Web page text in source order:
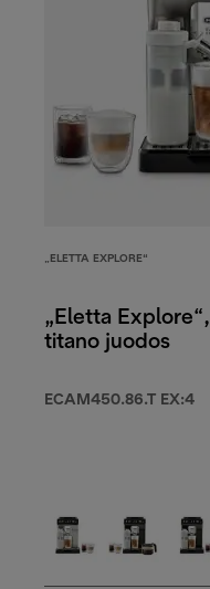
„ELETTA EXPLORE“
„Eletta Explore“,
titano juodos
ECAM450.86.T EX:4